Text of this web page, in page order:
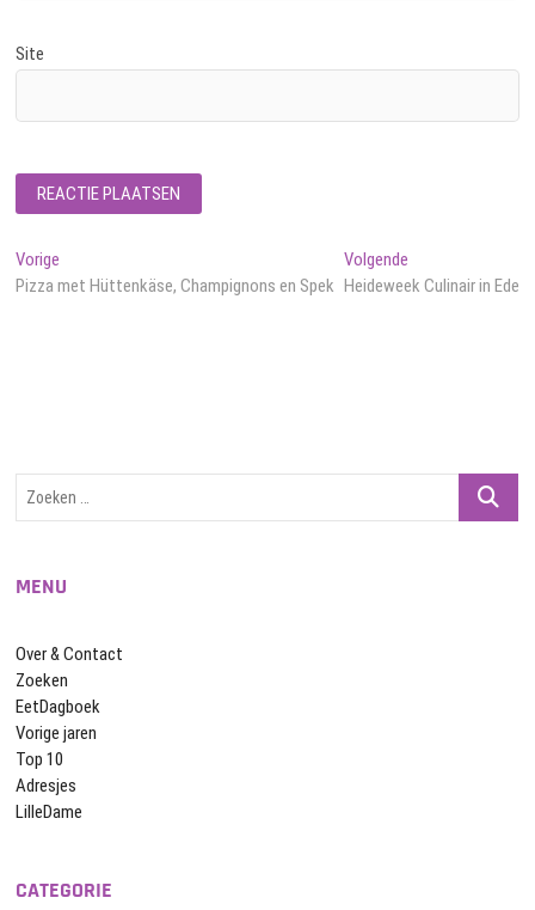
Site
Bericht
navigatie
Vorige
bericht:
Pizza met Hüttenkäse, Champignons en Spek
VolgendeVolgend
bericht:
Heideweek Culinair in Ede
Zoeken
MENU
Over & Contact
Zoeken
EetDagboek
Vorige jaren
Top 10
Adresjes
LilleDame
CATEGORIE